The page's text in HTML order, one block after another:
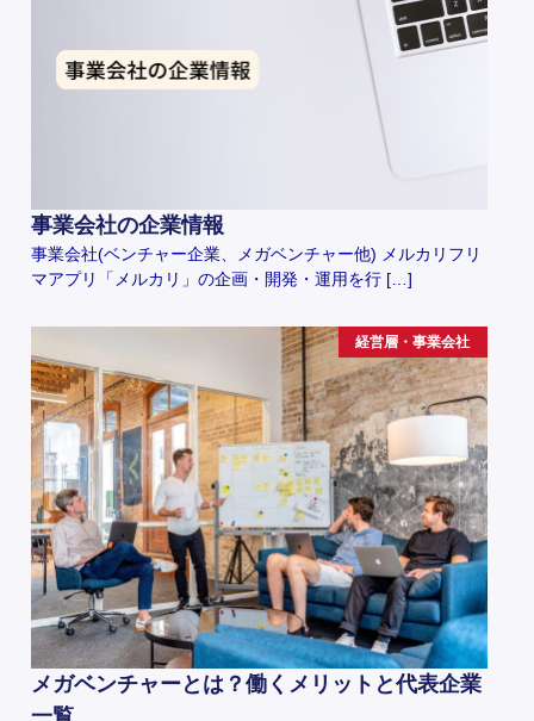
事業会社の企業情報
事業会社(ベンチャー企業、メガベンチャー他) メルカリフリ
マアプリ「メルカリ」の企画・開発・運用を行 […]
経営層・事業会社
メガベンチャーとは？働くメリットと代表企業
一覧